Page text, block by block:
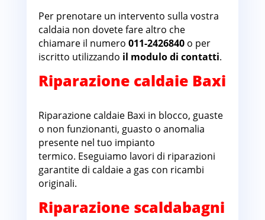
Per prenotare un intervento sulla vostra
caldaia non dovete fare altro che
chiamare il numero 011-2426840o per
iscritto utilizzando il modulo di contatti.
Riparazione caldaie Baxi
Millefiori sud
Riparazione caldaie Baxi in blocco, guaste
o non funzionanti, guasto o anomalia
presente nel tuo impianto
termico. Eseguiamo lavori di riparazioni
garantite di caldaie a gas con ricambi
originali.
Riparazione scaldabagni